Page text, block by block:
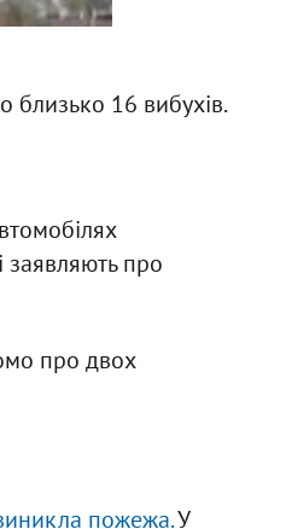
близько 16 вибухів.
заявляють про
про двох
пожежа.У